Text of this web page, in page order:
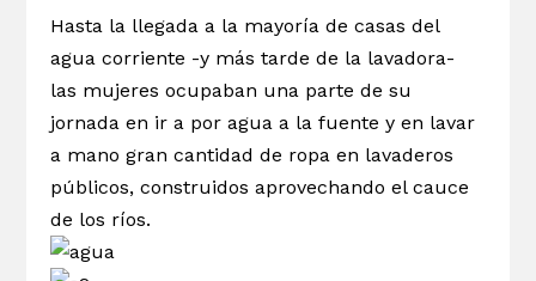
Hasta la llegada a la mayoría de casas del
agua corriente -y más tarde de la lavadora-
las mujeres ocupaban una parte de su
jornada en ir a por agua a la fuente y en lavar
a mano gran cantidad de ropa en lavaderos
públicos, construidos aprovechando el cauce
de los ríos.